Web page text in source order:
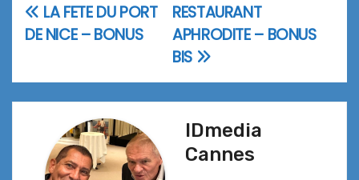
Navigation
de
l’article
RESTAURANT
APHRODITE – BONUS
BIS
LA FETE DU PORT
DE NICE – BONUS
IDmedia
Cannes